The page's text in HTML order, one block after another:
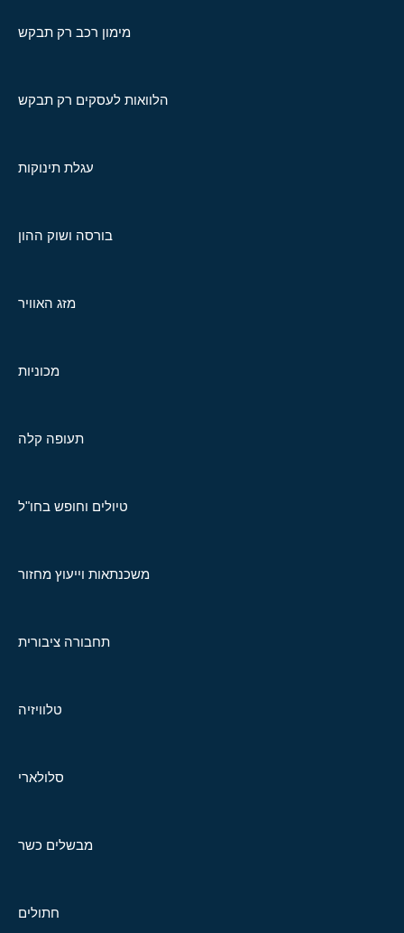
מימון רכב רק תבקש
הלוואות לעסקים רק תבקש
עגלת תינוקות
בורסה ושוק ההון
מזג האוויר
מכוניות
תעופה קלה
טיולים וחופש בחו"ל
משכנתאות וייעוץ מחזור
תחבורה ציבורית
טלוויזיה
סלולארי
מבשלים כשר
חתולים